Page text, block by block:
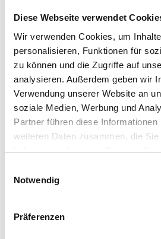
Diese Webseite verwendet
Wir verwenden Cookies, um
personalisieren, Funktionen für
zu können und die Zugriffe auf
analysieren. Außerdem geben wir
Verwendung unserer Website an
soziale Medien, Werbung und
Partner führen diese
weiteren Daten zusammen, die
haben oder die sie im Rahmen
Notwendig
Präferenzen
ALLIGATOR VWS-Mörtel